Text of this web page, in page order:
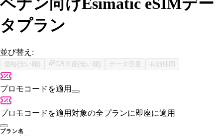
ベナン向けEsimatic eSIMデー
タプラン
並び替え:
価格(安い順) GB単価(低い順) データ容量 有効期間
プロモコードを適用
プロモコードを適用対象の全プランに即座に適用
プラン名